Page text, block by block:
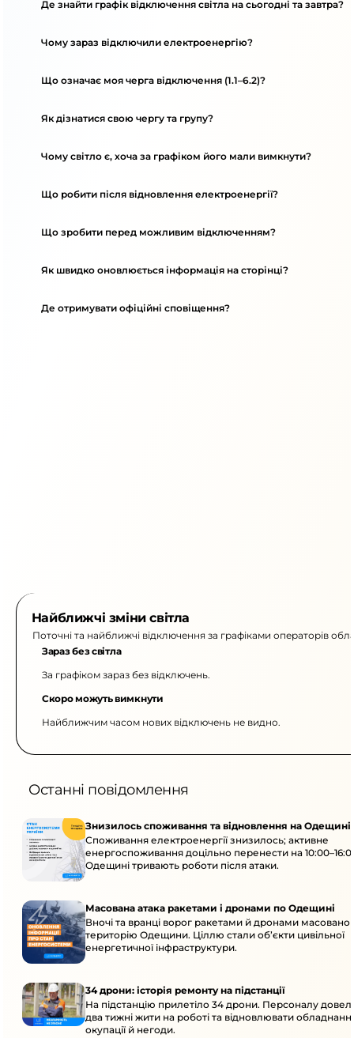
Де знайти графік відключення світла на сьогодні та завтра?
Чому зараз відключили електроенергію?
Що означає моя черга відключення (1.1–6.2)?
Як дізнатися свою чергу та групу?
Чому світло є, хоча за графіком його мали вимкнути?
Що робити після відновлення електроенергії?
Що зробити перед можливим відключенням?
Як швидко оновлюється інформація на сторінці?
Де отримувати офіційні сповіщення?
Найближчі зміни світла
Поточні та найближчі відключення за графіками операторів
Зараз без світла
За графіком зараз без відключень.
Скоро можуть вимкнути
Найближчим часом нових відключень не видно.
Останні повідомлення
Знизилось споживання та відновлення на Одещині
Споживання електроенергії знизилось; активне
енергоспоживання доцільно перенести на
Одещині тривають роботи після атаки.
Масована атака ракетами і дронами по Одещині
Вночі та вранці ворог ракетами й дронами масовано
територію Одещини. Ціллю стали об’єкти цивільної
енергетичної інфраструктури.
34 дрони: історія ремонту на підстанції
На підстанцію прилетіло 34 дрони. Персоналу
два тижні жити на роботі та відновлювати
окупації й негоди.